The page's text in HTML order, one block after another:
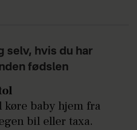
selv, hvis du har
fødslen
køre baby hjem fra
bil eller taxa.